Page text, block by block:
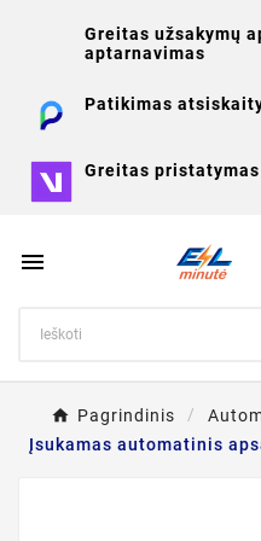
Greitas užsakymų
aptarnavimas
Patikimas
Greitas

Pagrindinis
Įsukamas automatinis